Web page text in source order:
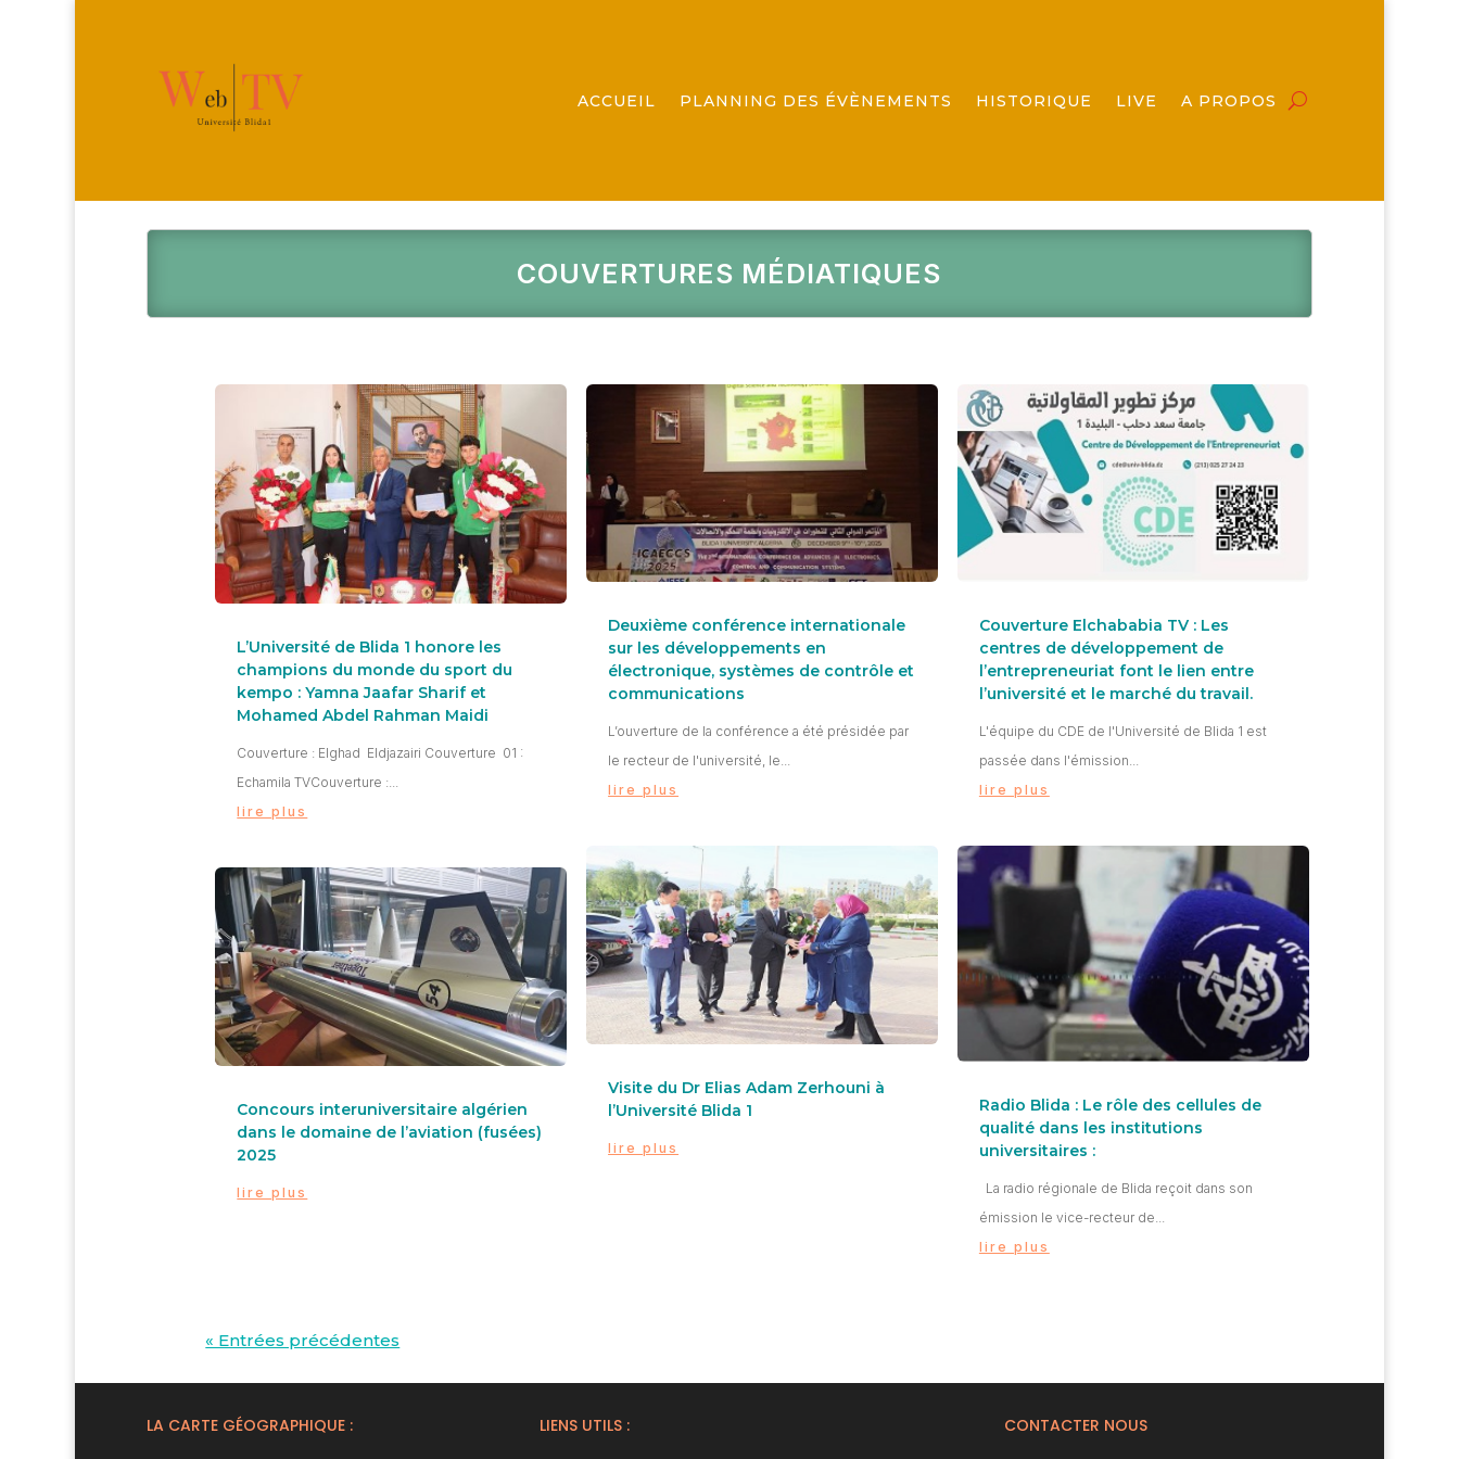
ACCUEIL PLANNING DES ÉVÈNEMENTS HISTORIQUE LIVE A PROPOS
COUVERTURES MÉDIATIQUES
L’Université de Blida 1 honore les
champions du monde du sport du
kempo : Yamna Jaafar Sharif et
Mohamed Abdel Rahman Maidi
Couverture : Elghad Eldjazairi Couverture 01 :
Echamila TVCouverture :...
lire plus
Concours interuniversitaire algérien
dans le domaine de l’aviation (fusées)
2025
lire plus
Deuxième conférence internationale
sur les développements en
électronique, systèmes de contrôle et
communications
L’ouverture de la conférence a été présidée par
le recteur de l'université, le...
lire plus
Visite du Dr Elias Adam Zerhouni à
l’Université Blida 1
lire plus
Couverture Elchababia TV : Les
centres de développement de
l’entrepreneuriat font le lien entre
l’université et le marché du travail.
L'équipe du CDE de l'Université de Blida 1 est
passée dans l'émission...
lire plus
Radio Blida : Le rôle des cellules de
qualité dans les institutions
universitaires :
La radio régionale de Blida reçoit dans son
émission le vice-recteur de...
lire plus
« Entrées précédentes
LA CARTE GÉOGRAPHIQUE : LIENS UTILS : CONTACTER NOUS